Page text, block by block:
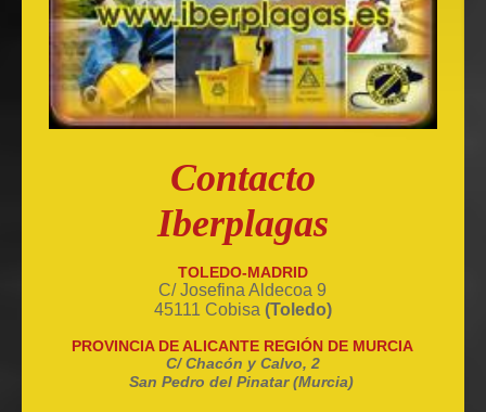
Contacto
Iberplagas
TOLEDO-MADRID
C/ Josefina Aldecoa 9
45111 Cobisa (Toledo)
PROVINCIA DE ALICANTE REGIÓN DE MURCIA
C/ Chacón y Calvo, 2
San Pedro del Pinatar (Murcia)